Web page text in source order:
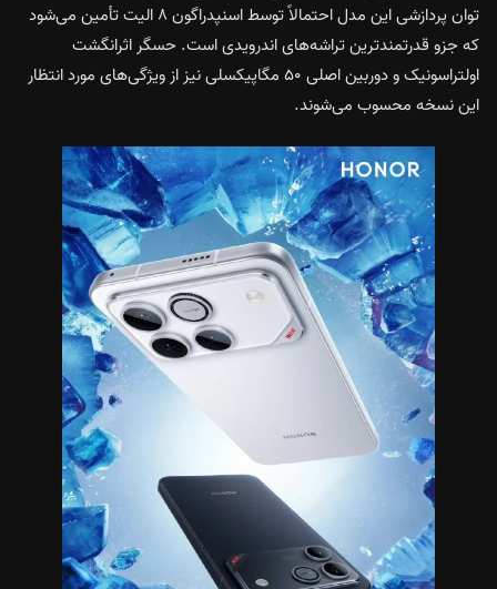
توان پردازشی این مدل احتمالاً توسط اسنپدراگون ۸ الیت تأمین می‌شود
که جزو قدرتمندترین تراشه‌های اندرویدی است. حسگر اثرانگشت
اولتراسونیک و دوربین اصلی ۵۰ مگاپیکسلی نیز از ویژگی‌های مورد انتظار
این نسخه محسوب می‌شوند.